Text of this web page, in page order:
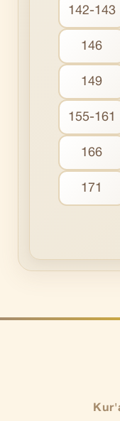
142-143
146
149
155-161
166
171